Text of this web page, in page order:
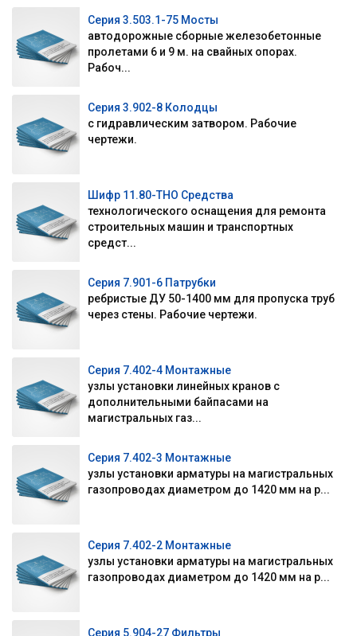
Серия 3.503.1-75 Мосты
автодорожные сборные железобетонные
пролетами 6 и 9 м. на свайных опорах.
Рабоч...
Серия 3.902-8 Колодцы
с гидравлическим затвором. Рабочие
чертежи.
Шифр 11.80-ТНО Средства
технологического оснащения для ремонта
строительных машин и транспортных
средст...
Серия 7.901-6 Патрубки
ребристые ДУ 50-1400 мм для пропуска труб
через стены. Рабочие чертежи.
Серия 7.402-4 Монтажные
узлы установки линейных кранов с
дополнительными байпасами на
магистральных газ...
Серия 7.402-3 Монтажные
узлы установки арматуры на магистральных
газопроводах диаметром до 1420 мм на р...
Серия 7.402-2 Монтажные
узлы установки арматуры на магистральных
газопроводах диаметром до 1420 мм на р...
Серия 5.904-27 Фильтры